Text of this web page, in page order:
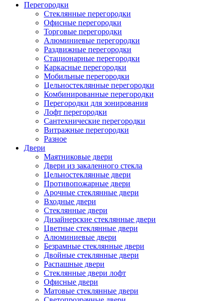
Перегородки
Стеклянные перегородки
Офисные перегородки
Торговые перегородки
Алюминиевые перегородки
Раздвижные перегородки
Стационарные перегородки
Каркасные перегородки
Мобильные перегородки
Цельностеклянные перегородки
Комбинированные перегородки
Перегородки для зонирования
Лофт перегородки
Сантехнические перегородки
Витражные перегородки
Разное
Двери
Маятниковые двери
Двери из закаленного стекла
Цельностеклянные двери
Противопожарные двери
Арочные стеклянные двери
Входные двери
Стеклянные двери
Дизайнерские стеклянные двери
Цветные стеклянные двери
Алюминиевые двери
Безрамные стеклянные двери
Двойные стеклянные двери
Распашные двери
Стеклянные двери лофт
Офисные двери
Матовые стеклянные двери